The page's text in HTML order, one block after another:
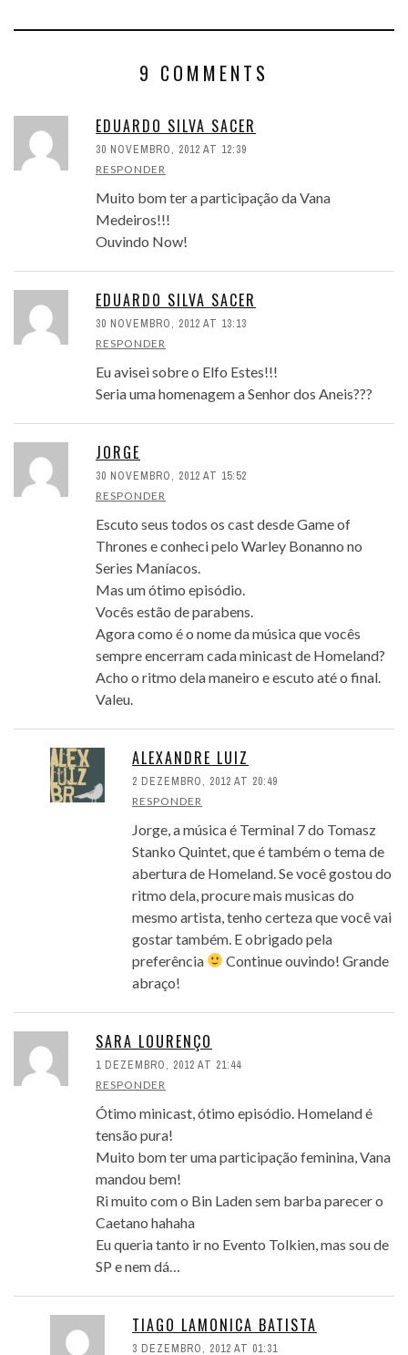
9 COMMENTS
EDUARDO SILVA SACER
30 NOVEMBRO, 2012 AT 12:39
RESPONDER
Muito bom ter a participação da Vana
Medeiros!!!
Ouvindo Now!
EDUARDO SILVA SACER
30 NOVEMBRO, 2012 AT 13:13
RESPONDER
Eu avisei sobre o Elfo Estes!!!
Seria uma homenagem a Senhor dos Aneis???
JORGE
30 NOVEMBRO, 2012 AT 15:52
RESPONDER
Escuto seus todos os cast desde Game of
Thrones e conheci pelo Warley Bonanno no
Series Maníacos.
Mas um ótimo episódio.
Vocês estão de parabens.
Agora como é o nome da música que vocês
sempre encerram cada minicast de Homeland?
Acho o ritmo dela maneiro e escuto até o final.
Valeu.
ALEXANDRE LUIZ
2 DEZEMBRO, 2012 AT 20:49
RESPONDER
Jorge, a música é Terminal 7 do Tomasz
Stanko Quintet, que é também o tema de
abertura de Homeland. Se você gostou do
ritmo dela, procure mais musicas do
mesmo artista, tenho certeza que você vai
gostar também. E obrigado pela
preferência
Continue ouvindo! Grande
abraço!
SARA LOURENÇO
1 DEZEMBRO, 2012 AT 21:44
RESPONDER
Ótimo minicast, ótimo episódio. Homeland é
tensão pura!
Muito bom ter uma participação feminina, Vana
mandou bem!
Ri muito com o Bin Laden sem barba parecer o
Caetano hahaha
Eu queria tanto ir no Evento Tolkien, mas sou de
SP e nem dá…
TIAGO LAMONICA BATISTA
3 DEZEMBRO, 2012 AT 01:31